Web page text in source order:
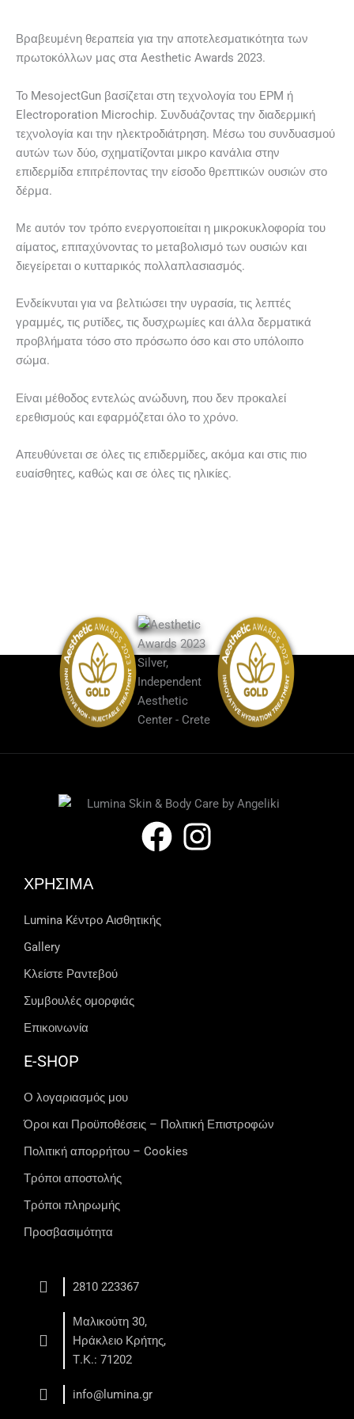
Βραβευμένη θεραπεία για την αποτελεσματικότητα των
πρωτοκόλλων μας στα Aesthetic Awards 2023.
Το MesojectGun βασίζεται στη τεχνολογία του EPM ή
Electroporation Microchip. Συνδυάζοντας την διαδερμική
τεχνολογία και την ηλεκτροδιάτρηση. Μέσω του συνδυασμού
αυτών των δύο, σχηματίζονται μικρο κανάλια στην
επιδερμίδα επιτρέποντας την είσοδο θρεπτικών ουσιών στο
δέρμα.
Με αυτόν τον τρόπο ενεργοποιείται η μικροκυκλοφορία του
αίματος, επιταχύνοντας το μεταβολισμό των ουσιών και
διεγείρεται ο κυτταρικός πολλαπλασιασμός.
Ενδείκνυται για να βελτιώσει την υγρασία, τις λεπτές
γραμμές, τις ρυτίδες, τις δυσχρωμίες και άλλα δερματικά
προβλήματα τόσο στο πρόσωπο όσο και στο υπόλοιπο
σώμα.
Είναι μέθοδος εντελώς ανώδυνη, που δεν προκαλεί
ερεθισμούς και εφαρμόζεται όλο το χρόνο.
Απευθύνεται σε όλες τις επιδερμίδες, ακόμα και στις πιο
ευαίσθητες, καθώς και σε όλες τις ηλικίες.
ΧΡΗΣΙΜΑ
Lumina Kέντρο Αισθητικής
Gallery
Κλείστε Ραντεβού
Συμβουλές ομορφιάς
Επικοινωνία
E-SHOP
Ο λογαριασμός μου
Όροι και Προϋποθέσεις – Πολιτική Επιστροφών
Πολιτική απορρήτου – Cookies
Τρόποι αποστολής
Τρόποι πληρωμής
Προσβασιμότητα
2810 223367
Μαλικούτη 30,
Ηράκλειο Κρήτης,
Τ.Κ.: 71202
info@lumina.gr